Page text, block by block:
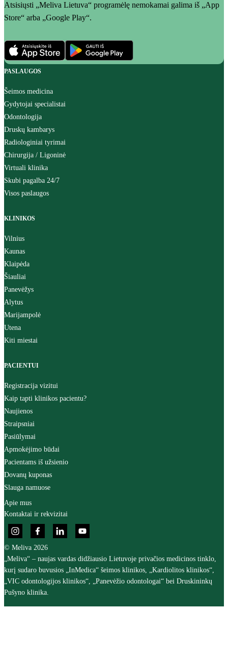
Atsisiųsti „Meliva Lietuva“ programėlę nemokamai galima iš „App
Store“ arba „Google Play“.
PASLAUGOS
Šeimos medicina
Gydytojai specialistai
Odontologija
Druskų kambarys
Radiologiniai tyrimai
Chirurgija / Ligoninė
Virtuali klinika
Skubi pagalba 24/7
Visos paslaugos
KLINIKOS
Vilnius
Kaunas
Klaipėda
Šiauliai
Panevėžys
Alytus
Marijampolė
Utena
Kiti miestai
PACIENTUI
Registracija vizitui
Kaip tapti klinikos pacientu?
Naujienos
Straipsniai
Pasiūlymai
Apmokėjimo būdai
Pacientams iš užsienio
Dovanų kuponas
Slauga namuose
Apie mus
Kontaktai ir rekvizitai
© Meliva 2026
„Meliva“ – naujas vardas didžiausio Lietuvoje privačios medicinos tinklo,
kurį sudaro buvusios „InMedica“ šeimos klinikos, „Kardiolitos klinikos“,
„VIC odontologijos klinikos“, „Panevėžio odontologai“ bei Druskininkų
Pušyno klinika.